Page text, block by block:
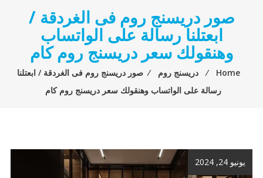
صور دريسنج روم فى الغردقة /
ابعتلنا رسالة على الواتساب
وهنقولك سعر دريسنج روم كام
Home
⁄ دريسنج روم ⁄ صور دريسنج روم فى الغردقة / ابعتلنا
رسالة على الواتساب وهنقولك سعر دريسنج روم كام
يونيو 24, 2024